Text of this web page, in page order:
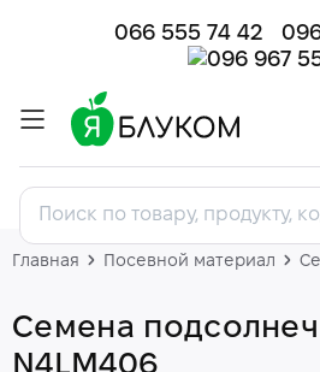
066 555 74 42
Главная Посевной материал
Семена
N4LM406